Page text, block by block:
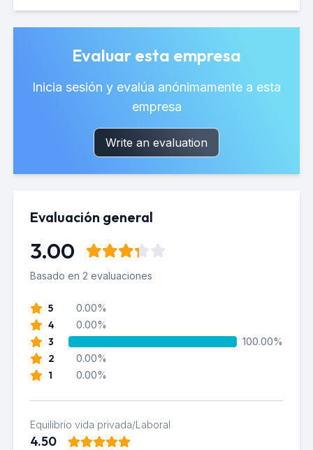
Evaluar esta empresa
Inicia sesión y evalúa anónimamente a esta
empresa
Write an evaluation
Evaluación general
3.00
Basado en 2 evaluaciones
5 0.00%
4 0.00%
3 100.00%
2 0.00%
1 0.00%
Equilibrio vida privada/Laboral
4.50